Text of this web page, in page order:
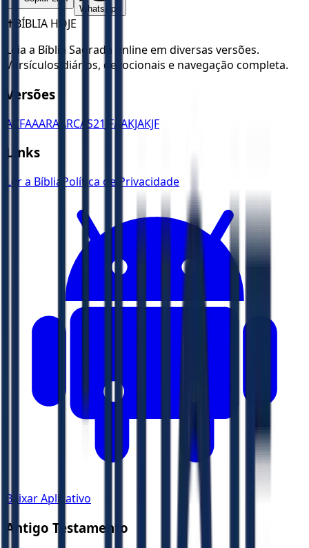
WhatsApp
✝️ BÍBLIA HOJE
Leia a Bíblia Sagrada online em diversas versões.
Versículos diários, devocionais e navegação completa.
Versões
ACFAAARA ARCAS21 JFAAKJAKJF
Links
Ler a Bíblia Política de Privacidade
Baixar Aplicativo
Antigo Testamento